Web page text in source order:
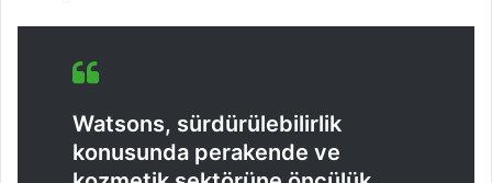
Watsons, sürdürülebilirlik
konusunda perakende ve